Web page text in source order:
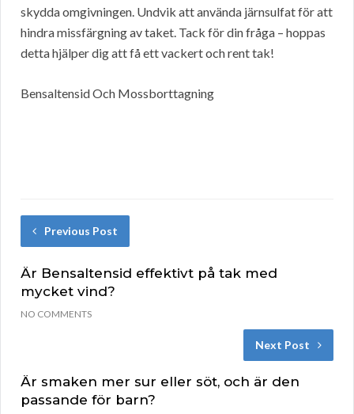
skydda omgivningen. Undvik att använda järnsulfat för att
hindra missfärgning av taket. Tack för din fråga – hoppas
detta hjälper dig att få ett vackert och rent tak!
Bensaltensid Och Mossborttagning
Previous Post
Är Bensaltensid effektivt på tak med
mycket vind?
NO COMMENTS
Next Post
Är smaken mer sur eller söt, och är den
passande för barn?